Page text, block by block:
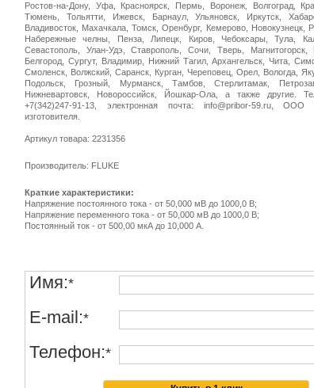
Ростов-на-Дону, Уфа, Красноярск, Пермь, Воронеж, Волгоград,
Тюмень, Тольятти, Ижевск, Барнаул, Ульяновск, Иркутск,
Владивосток, Махачкала, Томск, Оренбург, Кемерово, Новокузнецк,
Набережные челны, Пенза, Липецк, Киров, Чебоксары, Тула,
Севастополь, Улан-Удэ, Ставрополь, Сочи, Тверь, Магнитогорск,
Белгород, Сургут, Владимир, Нижний Тагил, Архангельск, Чита,
Смоленск, Волжский, Саранск, Курган, Череповец, Орел, Вологда,
Подольск, Грозный, Мурманск, Тамбов, Стерлитамак,
Нижневартовск, Новороссийск, Йошкар-Ола, а также другие.
+7(342)247-91-13, электронная почта: info@pribor-59.ru, ООО
изготовителя.
Артикул товара: 2231356
Производитель: FLUKE
Краткие характеристики:
Напряжение постоянного тока - от 50,000 мВ до 1000,0 В;
Напряжение переменного тока - от 50,000 мВ до 1000,0 В;
Постоянный ток - от 500,00 мкА до 10,000 А.
Имя:*
E-mail:*
Телефон:*